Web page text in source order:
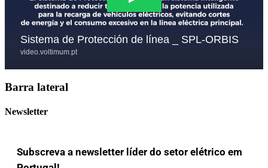
Barra lateral
Newsletter
Subscreva a newsletter líder do setor elétrico em